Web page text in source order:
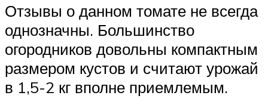
Отзывы о данном томате не всегда
однозначны. Большинство
огородников довольны компактным
размером кустов и считают урожай
в 1,5-2 кг вполне приемлемым.